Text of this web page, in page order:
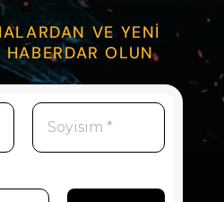
VE YENİ
OLUN